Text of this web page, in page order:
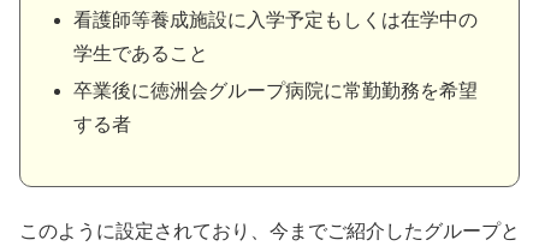
看護師等養成施設に入学予定もしくは在学中の
学生であること
卒業後に徳洲会グループ病院に常勤勤務を希望
する者
このように設定されており、今までご紹介したグループと